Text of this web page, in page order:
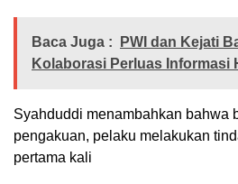
Baca Juga :
PWI dan Kejati
Kolaborasi Perluas Informasi
Syahduddi menambahkan bahwa
pengakuan, pelaku melakukan
pertama kali